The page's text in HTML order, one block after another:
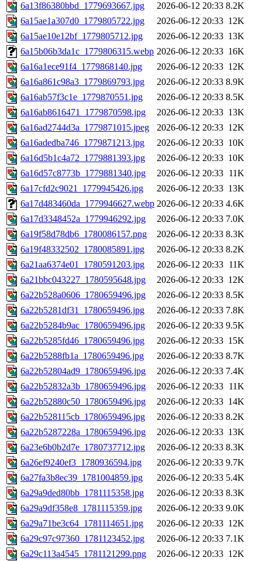
6a13f86380bbd_1779693667.jpg
2026-06-12 20:33 8.2K
6a15ae1a307d0_1779805722.jpg
2026-06-12 20:33 12K
6a15ae10e12bf_1779805712.jpg
2026-06-12 20:33 13K
6a15b06b3da1c_1779806315.webp 2026-06-12 20:33 16K
6a16a1ece91f4_1779868140.jpg
2026-06-12 20:33 12K
6a16a861c98a3_1779869793.jpg
2026-06-12 20:33 8.9K
6a16ab57f3c1e_1779870551.jpg
2026-06-12 20:33 8.5K
6a16ab8616471_1779870598.jpg
2026-06-12 20:33 13K
6a16ad2744d3a_1779871015.jpeg
2026-06-12 20:33 12K
6a16adedba746_1779871213.jpg
2026-06-12 20:33 10K
6a16d5b1c4a72_1779881393.jpg
2026-06-12 20:33 10K
6a16d57c8773b_1779881340.jpg
2026-06-12 20:33 11K
6a17cfd2c9021_1779945426.jpg
2026-06-12 20:33 13K
6a17d483460da_1779946627.webp 2026-06-12 20:33 4.6K
6a17d3348452a_1779946292.jpg
2026-06-12 20:33 7.0K
6a19f58d78db6_1780086157.png
2026-06-12 20:33 8.3K
6a19f48332502_1780085891.jpg
2026-06-12 20:33 8.2K
6a21aa6374e01_1780591203.jpg
2026-06-12 20:33 11K
6a21bbc043227_1780595648.jpg
2026-06-12 20:33 12K
6a22b528a0606_1780659496.jpg
2026-06-12 20:33 8.5K
6a22b5281df31_1780659496.jpg
2026-06-12 20:33 7.8K
6a22b5284b9ac_1780659496.jpg
2026-06-12 20:33 9.5K
6a22b5285fd46_1780659496.jpg
2026-06-12 20:33 15K
6a22b5288fb1a_1780659496.jpg
2026-06-12 20:33 8.7K
6a22b52804ad9_1780659496.jpg
2026-06-12 20:33 7.4K
6a22b52832a3b_1780659496.jpg
2026-06-12 20:33 11K
6a22b52880c50_1780659496.jpg
2026-06-12 20:33 14K
6a22b528115cb_1780659496.jpg
2026-06-12 20:33 8.2K
6a22b5287228a_1780659496.jpg
2026-06-12 20:33 13K
6a23e6b0b2d7e_1780737712.jpg
2026-06-12 20:33 8.3K
6a26ef9240ef3_1780936594.jpg
2026-06-12 20:33 9.7K
6a27fa3b8ec39_1781004859.jpg
2026-06-12 20:33 5.4K
6a29a9ded80bb_1781115358.jpg
2026-06-12 20:33 8.3K
6a29a9df358e8_1781115359.jpg
2026-06-12 20:33 9.0K
6a29a71be3c64_1781114651.jpg
2026-06-12 20:33 12K
6a29c97c97360_1781123452.jpg
2026-06-12 20:33 7.1K
6a29c113a4545_1781121299.png
2026-06-12 20:33 12K